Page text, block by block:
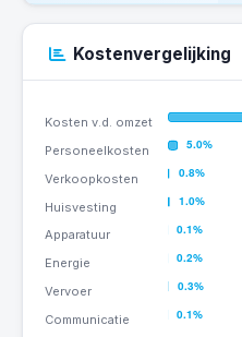
Kostenvergelijking